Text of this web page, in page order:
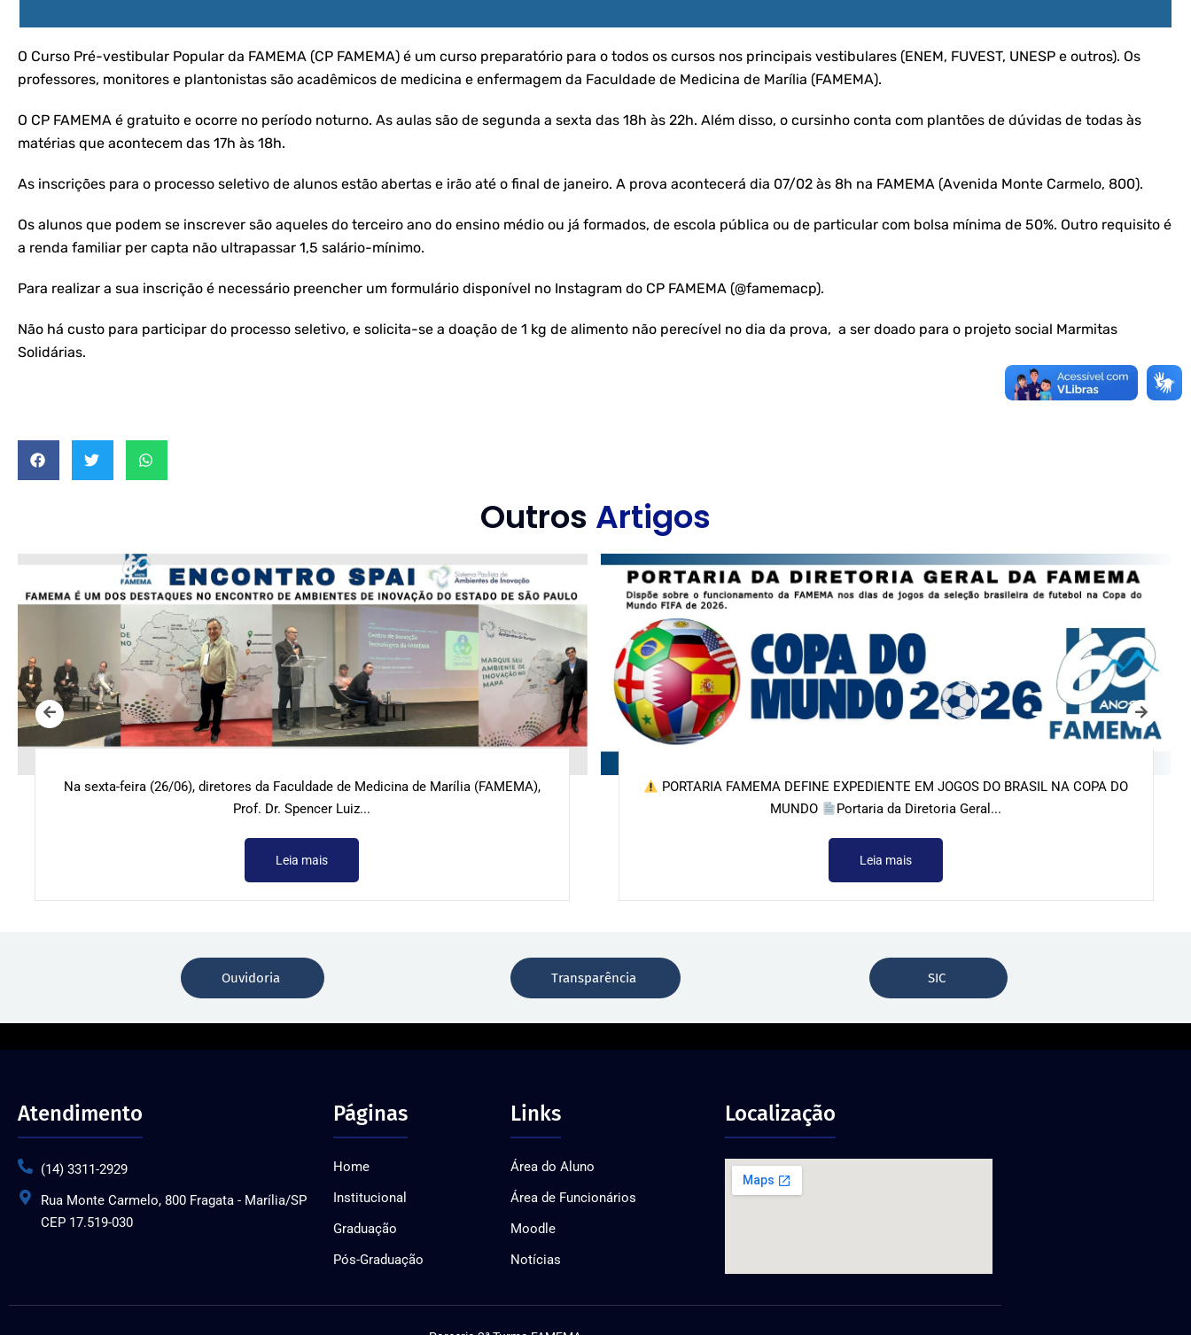
O Curso Pré-vestibular Popular da FAMEMA (CP FAMEMA) é um curso preparatório para o todos os cursos nos principais vestibulares (ENEM, FUVEST, UNESP e outros). Os
professores, monitores e plantonistas são acadêmicos de medicina e enfermagem da Faculdade de Medicina de Marília (FAMEMA).
O CP FAMEMA é gratuito e ocorre no período noturno. As aulas são de segunda a sexta das 18h às 22h. Além disso, o cursinho conta com plantões de dúvidas de todas às
matérias que acontecem das 17h às 18h.
As inscrições para o processo seletivo de alunos estão abertas e irão até o final de janeiro. A prova acontecerá dia 07/02 às 8h na FAMEMA (Avenida Monte Carmelo, 800).
Os alunos que podem se inscrever são aqueles do terceiro ano do ensino médio ou já formados, de escola pública ou de particular com bolsa mínima de 50%. Outro requisito é
a renda familiar per capta não ultrapassar 1,5 salário-mínimo.
Para realizar a sua inscrição é necessário preencher um formulário disponível no Instagram do CP FAMEMA (@famemacp).
Não há custo para participar do processo seletivo, e solicita-se a doação de 1 kg de alimento não perecível no dia da prova, a ser doado para o projeto social Marmitas
Solidárias.
Outros Artigos
Na sexta-feira (26/06), diretores da Faculdade de Medicina de Marília (FAMEMA),
Prof. Dr. Spencer Luiz...
Leia mais
PORTARIA FAMEMA DEFINE EXPEDIENTE EM JOGOS DO BRASIL NA COPA DO
MUNDO
Portaria da Diretoria Geral...
Leia mais
Ouvidoria Transparência SIC
Atendimento
(14) 3311-2929
Rua Monte Carmelo, 800 Fragata - Marília/SP
CEP 17.519-030
Páginas
Home
Institucional
Graduação
Pós-Graduação
Links
Área do Aluno
Área de Funcionários
Moodle
Notícias
Localização